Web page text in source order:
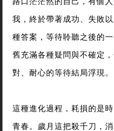
我，終於帶著成功、失敗
種答案，等待聆聽之後的
舊充滿各種疑問與不確定
對、耐心的等待結局浮現。
這種進化過程，耗損的是
青春。歲月這把殺千刀，